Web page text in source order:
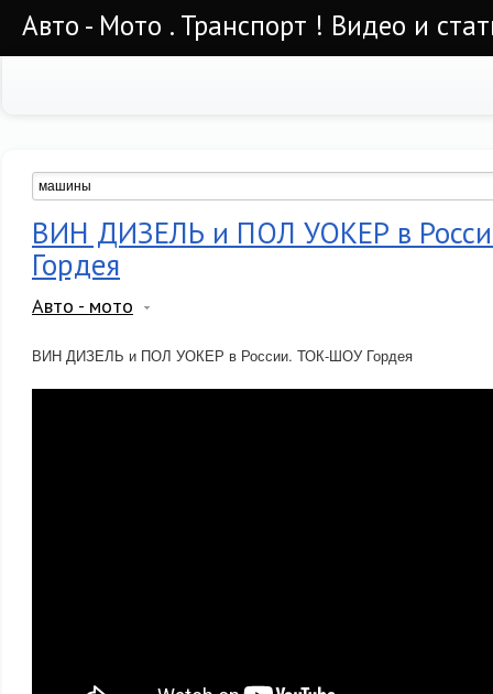
Авто - Мото . Транспорт ! Видео и
ВИН ДИЗЕЛЬ и ПОЛ УОКЕР в
Гордея
Авто - мото
ВИН ДИЗЕЛЬ и ПОЛ УОКЕР в России. ТОК-ШОУ Гордея